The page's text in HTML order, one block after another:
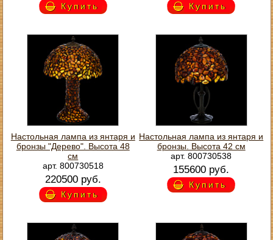
Купить Купить
Настольная лампа из янтаря и
бронзы "Дерево". Высота 48
см
арт. 800730518
220500 руб.
Купить
Настольная лампа из янтаря и
бронзы. Высота 42 см
арт. 800730538
155600 руб.
Купить